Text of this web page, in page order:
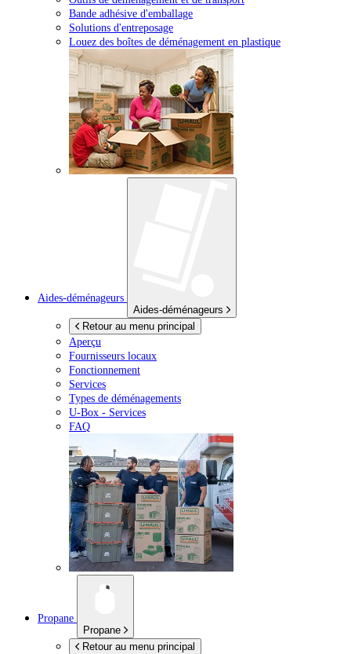
Bande adhésive d'emballage
Solutions d'entreposage
Louez des boîtes de déménagement en plastique
Aides-déménageurs
Aides-déménageurs
Retour au menu principal
Aperçu
Fournisseurs locaux
Fonctionnement
Services
Types de déménagements
U-Box - Services
FAQ
Propane
Propane
Retour au menu principal